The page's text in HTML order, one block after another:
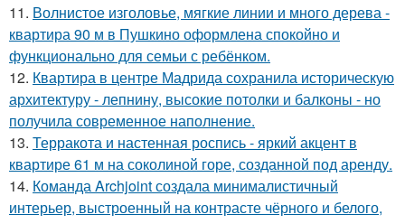
11. Волнистое изголовье, мягкие линии и много дерева -
квартира 90 м в Пушкино оформлена спокойно и
функционально для семьи с ребёнком.
12. Квартира в центре Мадрида сохранила историческую
архитектуру - лепнину, высокие потолки и балконы - но
получила современное наполнение.
13. Терракота и настенная роспись - яркий акцент в
квартире 61 м на соколиной горе, созданной под аренду.
14. Команда Archjoint создала минималистичный
интерьер, выстроенный на контрасте чёрного и белого,